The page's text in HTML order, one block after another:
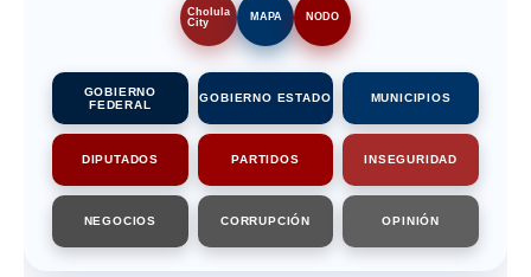
Cholula
City
MAPA NODO
GOBIERNO
FEDERAL
GOBIERNO ESTADO MUNICIPIOS
DIPUTADOS PARTIDOS INSEGURIDAD
NEGOCIOS CORRUPCIÓN OPINIÓN